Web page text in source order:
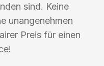
sind. Keine
unangenehmen
Preis für einen